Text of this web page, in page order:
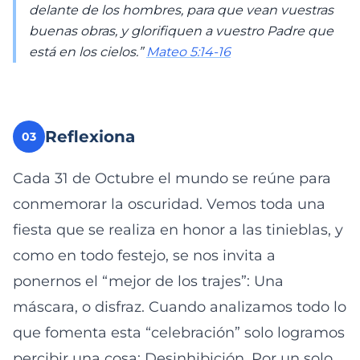
delante de los hombres, para que vean vuestras
buenas obras, y glorifiquen a vuestro Padre que
está en los cielos.” Mateo 5:14-16
03 Reflexiona
Cada 31 de Octubre el mundo se reúne para
conmemorar la oscuridad. Vemos toda una
fiesta que se realiza en honor a las tinieblas, y
como en todo festejo, se nos invita a
ponernos el “mejor de los trajes”: Una
máscara, o disfraz. Cuando analizamos todo lo
que fomenta esta “celebración” solo logramos